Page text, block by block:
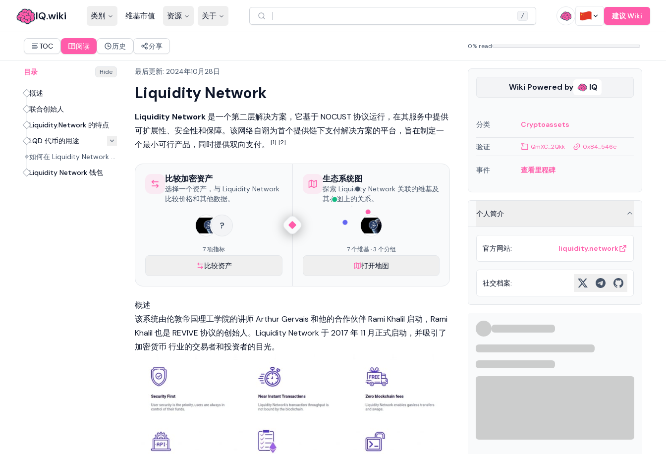
IQ.wiki 类别 维基市值 资源 关于 / 建议 Wiki
TOC 阅读 历史 分享 0% read
目录 Hide
概述
联合创始人
Liquidity.Network 的特点
LQD 代币的用途
如何在 Liquidity Network 上获取代币
Liquidity Network 钱包
最后更新: 2024年10月28日
Liquidity Network
Liquidity Network 是一个第二层解决方案，它基于 NOCUST 协议运行，在其服务中提供
可扩展性、安全性和保障。该网络自诩为首个提供链下支付解决方案的平台，旨在制定一
个最小可行产品，同时提供双向支付。
[1] [2]
比较加密资产
选择一个资产，与 Liquidity Network
比较价格和其他数据。
?
7 项指标
比较资产
生态系统图
探索 Liquidity Network 关联的维基及
其在图上的关系。
7 个维基 · 3 个分组
打开地图
概述
该系统由伦敦帝国理工学院的讲师 Arthur Gervais 和他的合作伙伴 Rami Khalil 启动，Rami
Khalil 也是 REVIVE 协议的创始人。Liquidity Network 于 2017 年 11 月正式启动，并吸引了
加密货币 行业的交易者和投资者的目光。
Wiki Powered by IQ
分类 Cryptoassets
验证 QmXC...2Qkk 0x84...546e
事件 查看里程碑
个人简介
官方网站: liquidity.network
社交档案: